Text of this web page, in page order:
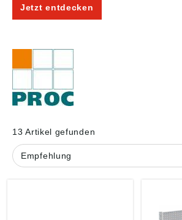
Jetzt entdecken
13 Artikel gefunden